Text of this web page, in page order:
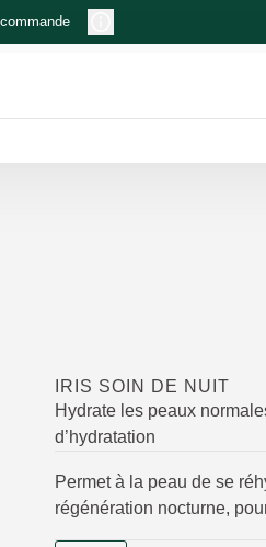
IRIS SOIN DE NUIT
Hydrate les peaux
d’hydratation
Permet à la peau de se
régénération nocturne,